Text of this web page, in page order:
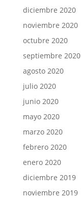
diciembre 2020
noviembre 2020
octubre 2020
septiembre 2020
agosto 2020
julio 2020
junio 2020
mayo 2020
marzo 2020
febrero 2020
enero 2020
diciembre 2019
noviembre 2019